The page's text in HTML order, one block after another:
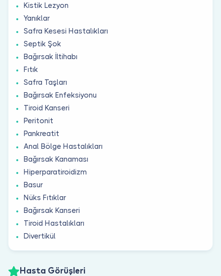
Kistik Lezyon
Yanıklar
Safra Kesesi Hastalıkları
Septik Şok
Bağırsak İltihabı
Fıtık
Safra Taşları
Bağırsak Enfeksiyonu
Tiroid Kanseri
Peritonit
Pankreatit
Anal Bölge Hastalıkları
Bağırsak Kanaması
Hiperparatiroidizm
Basur
Nüks Fıtıklar
Bağırsak Kanseri
Tiroid Hastalıkları
Divertikül
Hasta Görüşleri